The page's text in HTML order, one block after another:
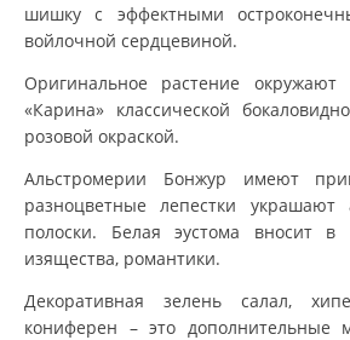
шишку с эффектными
войлочной сердцевиной.
Оригинальное растение
«Карина» классической
розовой окраской.
Альстромерии Бонжур имеют
разноцветные лепестки украшают
полоски. Белая эустома вносит в
изящества, романтики.
Декоративная зелень салал,
кониферен – это дополнительные